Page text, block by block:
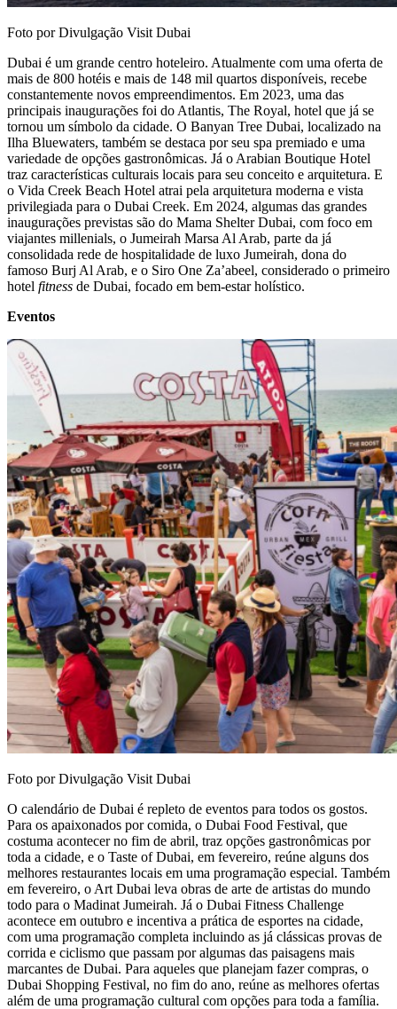
Foto por Divulgação Visit Dubai
Dubai é um grande centro hoteleiro. Atualmente com uma oferta de
mais de 800 hotéis e mais de 148 mil quartos disponíveis, recebe
constantemente novos empreendimentos. Em 2023, uma das
principais inaugurações foi do Atlantis, The Royal, hotel que já se
tornou um símbolo da cidade. O Banyan Tree Dubai, localizado na
Ilha Bluewaters, também se destaca por seu spa premiado e uma
variedade de opções gastronômicas. Já o Arabian Boutique Hotel
traz características culturais locais para seu conceito e arquitetura. E
o Vida Creek Beach Hotel atrai pela arquitetura moderna e vista
privilegiada para o Dubai Creek. Em 2024, algumas das grandes
inaugurações previstas são do Mama Shelter Dubai, com foco em
viajantes millenials, o Jumeirah Marsa Al Arab, parte da já
consolidada rede de hospitalidade de luxo Jumeirah, dona do
famoso Burj Al Arab, e o Siro One Za’abeel, considerado o primeiro
hotel fitness de Dubai, focado em bem-estar holístico.
Eventos
Foto por Divulgação Visit Dubai
O calendário de Dubai é repleto de eventos para todos os gostos.
Para os apaixonados por comida, o Dubai Food Festival, que
costuma acontecer no fim de abril, traz opções gastronômicas por
toda a cidade, e o Taste of Dubai, em fevereiro, reúne alguns dos
melhores restaurantes locais em uma programação especial. Também
em fevereiro, o Art Dubai leva obras de arte de artistas do mundo
todo para o Madinat Jumeirah. Já o Dubai Fitness Challenge
acontece em outubro e incentiva a prática de esportes na cidade,
com uma programação completa incluindo as já clássicas provas de
corrida e ciclismo que passam por algumas das paisagens mais
marcantes de Dubai. Para aqueles que planejam fazer compras, o
Dubai Shopping Festival, no fim do ano, reúne as melhores ofertas
além de uma programação cultural com opções para toda a família.